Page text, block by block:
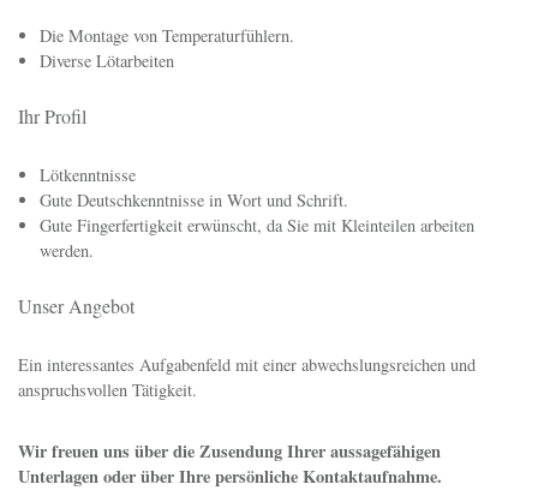
Die Montage von Temperaturfühlern.
Diverse Lötarbeiten
Ihr Profil
Lötkenntnisse
Gute Deutschkenntnisse in Wort und Schrift.
Gute Fingerfertigkeit erwünscht, da Sie mit Kleinteilen arbeiten
werden.
Unser Angebot
Ein interessantes Aufgabenfeld mit einer abwechslungsreichen und
anspruchsvollen Tätigkeit.
Wir freuen uns über die Zusendung Ihrer aussagefähigen
Unterlagen oder über Ihre persönliche Kontaktaufnahme.